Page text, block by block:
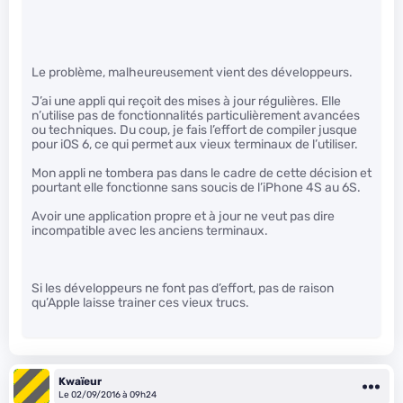
Le problème, malheureusement vient des développeurs.
J’ai une appli qui reçoit des mises à jour régulières. Elle
n’utilise pas de fonctionnalités particulièrement avancées
ou techniques. Du coup, je fais l’effort de compiler jusque
pour iOS 6, ce qui permet aux vieux terminaux de l’utiliser.
Mon appli ne tombera pas dans le cadre de cette décision et
pourtant elle fonctionne sans soucis de l’iPhone 4S au 6S.
Avoir une application propre et à jour ne veut pas dire
incompatible avec les anciens terminaux.
Si les développeurs ne font pas d’effort, pas de raison
qu’Apple laisse trainer ces vieux trucs.
Kwaïeur
Le 02/09/2016 à 09h24